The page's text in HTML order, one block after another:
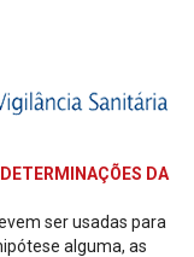
DA
ser usadas para
alguma, as